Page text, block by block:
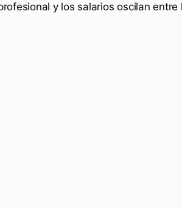
y los salarios oscilan